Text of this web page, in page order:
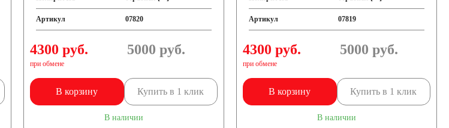
Артикул 07820
4300 руб.
при обмене
5000 руб.
В корзину Купить в 1 клик
В наличии
Артикул 07819
4300 руб.
при обмене
5000 руб.
В корзину Купить в 1 клик
В наличии